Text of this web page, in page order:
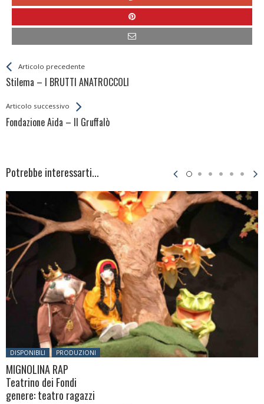
LeggiArticolo precedente
Stilema – I BRUTTI ANATROCCOLI
Back
All
Articolo successivo
Fondazione Aida – Il Gruffalò
Potrebbe interessarti...
Posted in:
DISPONIBILI PRODUZIONI
MIGNOLINA RAP
Teatrino dei Fondi
genere: teatro ragazzi